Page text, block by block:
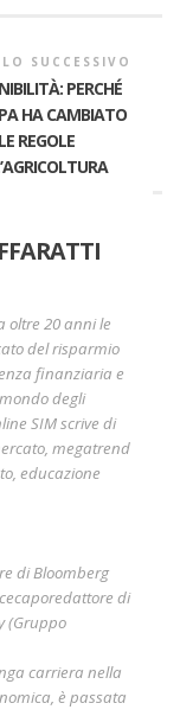
SUCCESSIVO
PERCHÉ
HA CAMBIATO
LE REGOLE
oltre 20 anni le
del risparmio
finanziaria e
degli
SIM scrive di
megatrend
educazione
di Bloomberg
di
(Gruppo
carriera nella
è passata